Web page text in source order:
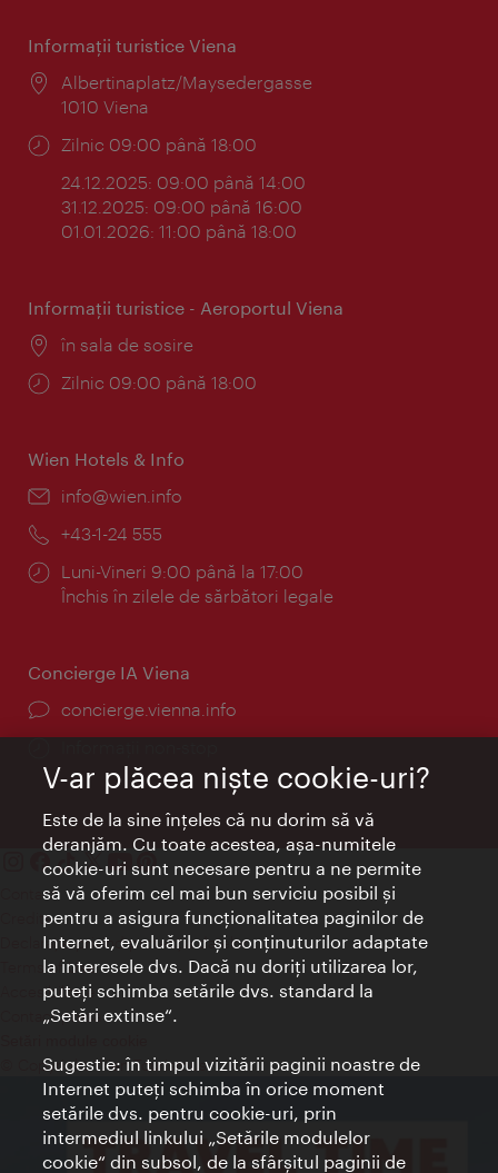
Informaţii turistice Viena
Locul:
Albertinaplatz/Maysedergasse
1010 Viena
Program:
Zilnic 09:00 până 18:00
24.12.2025: 09:00 până 14:00
31.12.2025: 09:00 până 16:00
01.01.2026: 11:00 până 18:00
Informaţii turistice - Aeroportul Viena
Locul:
în sala de sosire
Program:
Zilnic 09:00 până 18:00
Wien Hotels & Info
E-
info@wien.info
Telefon:
+43-1-24 555
Program:
Luni-Vineri 9:00 până la 17:00
Închis în zilele de sărbători legale
Concierge IA Viena
concierge.vienna.info
Contact
Credits
Declaraţie privind protecţia datelor
Terms of Use
Accesibilitate
Contact presa
© Copyright Wien Tourismus
V-ar plăcea nişte cookie-uri?
Este de la sine înţeles că nu dorim să vă
deranjăm. Cu toate acestea, aşa-numitele
cookie-uri sunt necesare pentru a ne permite
să vă oferim cel mai bun serviciu posibil şi
pentru a asigura funcţionalitatea paginilor de
Internet, evaluărilor şi conţinuturilor adaptate
la interesele dvs. Dacă nu doriţi utilizarea lor,
puteţi schimba setările dvs. standard la
„Setări extinse“.
Sugestie: în timpul vizitării paginii noastre de
Internet puteţi schimba în orice moment
setările dvs. pentru cookie-uri, prin
intermediul linkului „Setările modulelor
cookie“ din subsol, de la sfârşitul paginii de